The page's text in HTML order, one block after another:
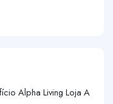
Alpha Living Loja A